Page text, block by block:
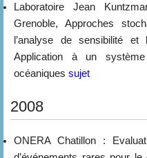
Laboratoire Jean
Grenoble, Approches
l’analyse de sensibilité et
Application à un
océaniques sujet
2008
ONERA Chatillon :